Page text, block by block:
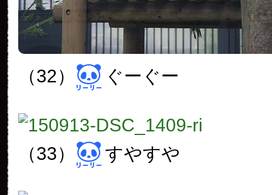
（32） ぐーぐー
（33） すやすや